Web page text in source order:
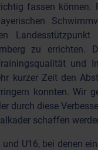
fassen können.
zu errichten.
und
kurzer Zeit den
konnten. Wir
durch diese
schaffen
U16, bei denen